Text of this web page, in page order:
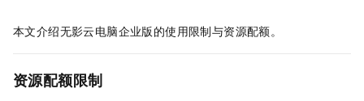
本文介绍无影云电脑企业版的使用限制与资源配额。
资源配额限制